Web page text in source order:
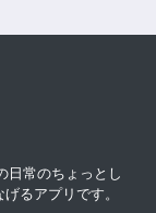
日常のちょっとし
るアプリです。